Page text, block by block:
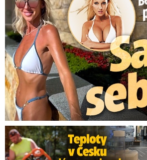
Teploty v Česku lámou rekordy: Přijde